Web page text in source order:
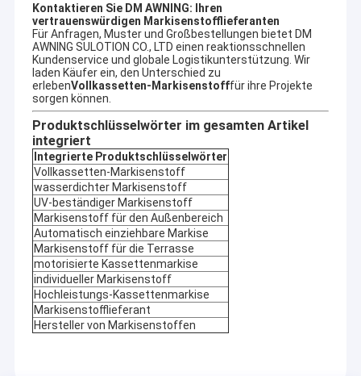
Kontaktieren Sie DM AWNING: Ihren
vertrauenswürdigen Markisenstofflieferanten
Für Anfragen, Muster und Großbestellungen bietet DM
AWNING SULOTION CO., LTD einen reaktionsschnellen
Kundenservice und globale Logistikunterstützung. Wir
laden Käufer ein, den Unterschied zu
erlebenVollkassetten-Markisenstofffür ihre Projekte
sorgen können.
Produktschlüsselwörter im gesamten Artikel
integriert
Integrierte Produktschlüsselwörter
Vollkassetten-Markisenstoff
wasserdichter Markisenstoff
UV-beständiger Markisenstoff
Markisenstoff für den Außenbereich
Automatisch einziehbare Markise
Markisenstoff für die Terrasse
motorisierte Kassettenmarkise
individueller Markisenstoff
Hochleistungs-Kassettenmarkise
Markisenstofflieferant
Hersteller von Markisenstoffen